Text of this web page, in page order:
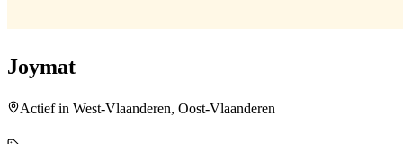
Joymat
Actief in West-Vlaanderen, Oost-Vlaanderen